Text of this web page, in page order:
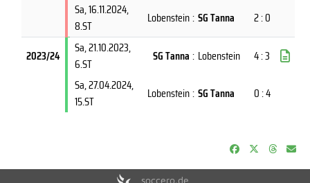
Sa, 16.11.2024,
8.ST
Lobenstein: SG Tanna 2 : 0
2023/24 Sa, 21.10.2023,
6.ST
SG Tanna : Lobenstein
4 : 3
Sa, 27.04.2024,
15.ST
Lobenstein: SG Tanna 0 : 4
soccero.de